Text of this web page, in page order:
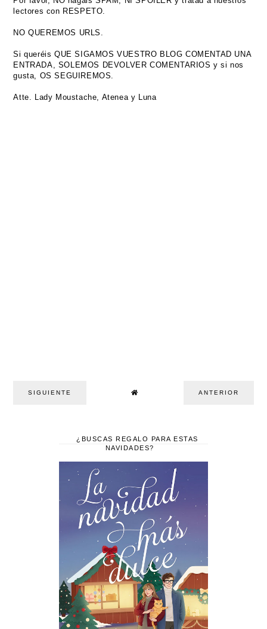
lectores con RESPETO.
NO QUEREMOS URLS.
Si queréis QUE SIGAMOS VUESTRO BLOG COMENTAD UNA
ENTRADA, SOLEMOS DEVOLVER COMENTARIOS y si nos
gusta, OS SEGUIREMOS.
Atte. Lady Moustache, Atenea y Luna
SIGUIENTE ANTERIOR
¿BUSCAS REGALO PARA ESTAS
NAVIDADES?